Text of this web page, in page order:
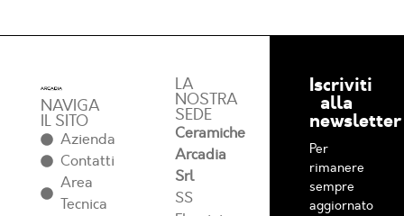
NAVIGA
IL SITO
Azienda
Contatti
Area
Tecnica
LA
NOSTRA
SEDE
Ceramiche
Arcadia
Srl
SS
Iscriviti
alla
newsletter
Per
rimanere
sempre
aggiornato